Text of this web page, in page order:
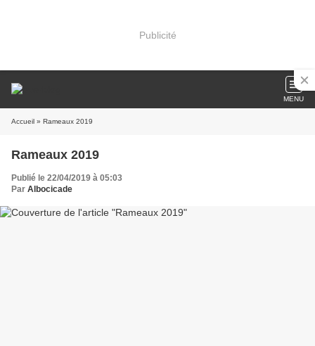
Publicité
MENU
Accueil » Rameaux 2019
Rameaux 2019
Publié le 22/04/2019 à 05:03
Par Albocicade